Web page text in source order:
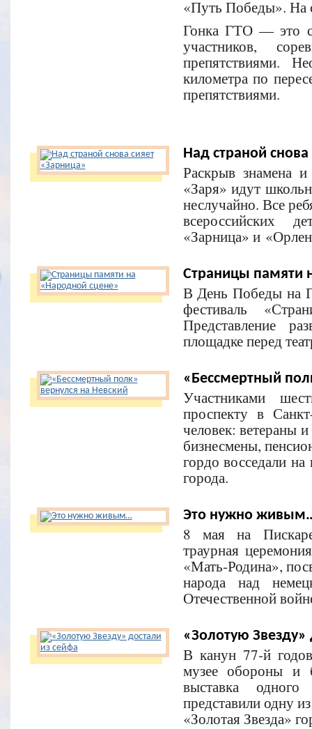
«Путь Победы». На
Гонка ГТО — это
участников,
препятствиями.
километра по
препятствиями.
Над страной
Раскрыв знамена
«Заря» идут
неслучайно. Все
всероссийских
«Зарница» и
Страницы памяти
В День Победы на
фестиваль
Представление
площадке перед
«Бессмертный
Участниками
проспекту в
человек: ветераны
бизнесмены,
гордо восседали
города.
Это нужно
8 мая на
траурная
«Мать-Родина»,
народа над
Отечественной
«Золотую Звезду»
В канун 77‑й
музее обороны и
выставка
представили одну
«Золотая Звезда»